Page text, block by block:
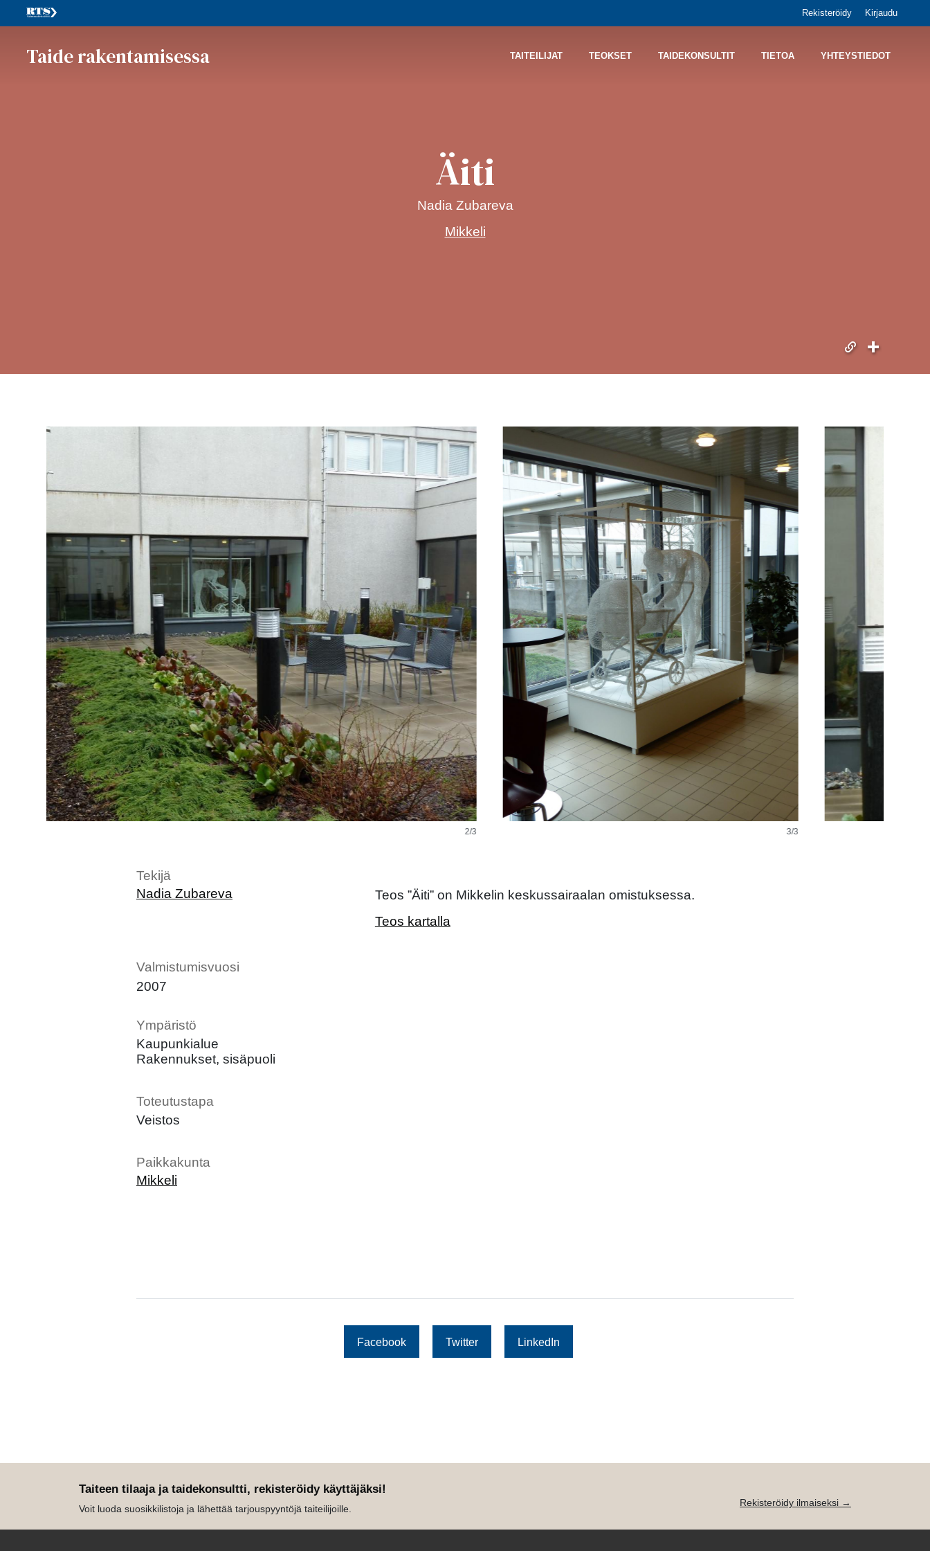
Rekisteröidy Kirjaudu
Taide rakentamisessa TAITEILIJAT TEOKSET TAIDEKONSULTIT TIETOA YHTEYSTIEDOT
Äiti
Nadia Zubareva
Mikkeli
Tekijä
Nadia Zubareva
Valmistumisvuosi
2007
Ympäristö
Kaupunkialue
Rakennukset, sisäpuoli
Toteutustapa
Veistos
Paikkakunta
Mikkeli
Teos ”Äiti” on Mikkelin keskussairaalan omistuksessa.
Teos kartalla
Facebook Twitter LinkedIn
Taiteen tilaaja ja taidekonsultti, rekisteröidy käyttäjäksi!
Voit luoda suosikkilistoja ja lähettää tarjouspyyntöjä taiteilijoille.
Rekisteröidy ilmaiseksi →